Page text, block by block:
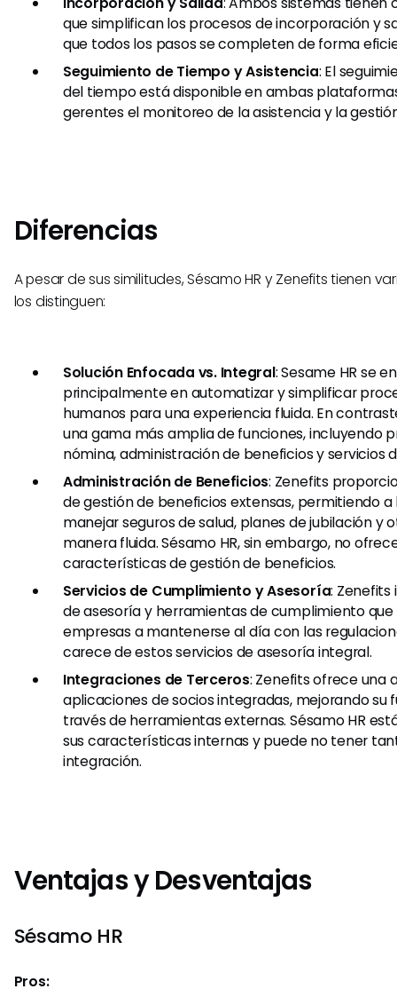
que simplifican los procesos de incorporación y
que todos los pasos se completen de forma
Seguimiento de Tiempo y Asistencia: El
del tiempo está disponible en ambas
gerentes el monitoreo de la asistencia y la
Diferencias
A pesar de sus similitudes, Sésamo HR y Zenefits tienen
los distinguen:
Solución Enfocada vs. Integral: Sesame HR se
principalmente en automatizar y simplificar
humanos para una experiencia fluida. En
una gama más amplia de funciones, incluyendo
nómina, administración de beneficios y servicios
Administración de Beneficios: Zenefits
de gestión de beneficios extensas, permitiendo
manejar seguros de salud, planes de jubilación y
manera fluida. Sésamo HR, sin embargo, no
características de gestión de beneficios.
Servicios de Cumplimiento y Asesoría: Zenefits
de asesoría y herramientas de cumplimiento que
empresas a mantenerse al día con las
carece de estos servicios de asesoría integral.
Integraciones de Terceros: Zenefits ofrece una
aplicaciones de socios integradas, mejorando su
través de herramientas externas. Sésamo HR
sus características internas y puede no tener
integración.
Ventajas y Desventajas
Sésamo HR
Pros: